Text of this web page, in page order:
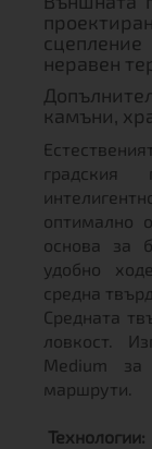
неравен
камъни,
градския
оптимално
основа за
удобно
средна
Средната
ловкост.
Medium за
маршрути.
Технологии: